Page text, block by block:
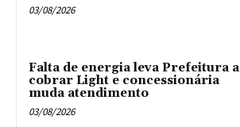
03/08/2026
Falta de energia leva Prefeitura a
cobrar Light e concessionária
muda atendimento
03/08/2026